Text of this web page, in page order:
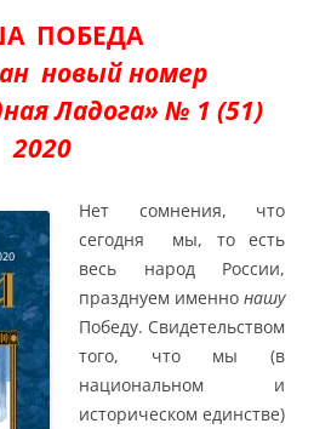
ПОБЕДА
новый номер
Ладога» № 1 (51)
2020
Нет сомнения, что
сегодня мы, то есть
весь народ России,
празднуем именно нашу
Победу. Свидетельством
того, что мы (в
национальном и
историческом единстве)